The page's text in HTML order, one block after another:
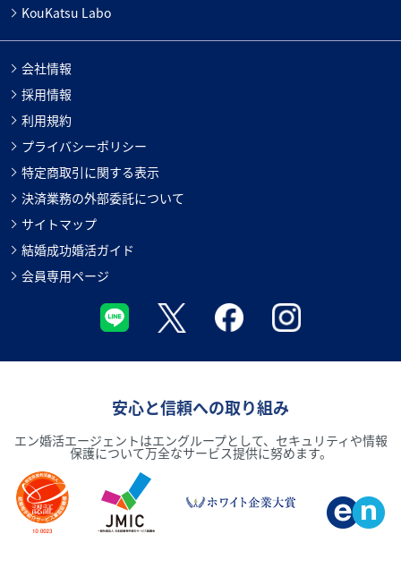
KouKatsu Labo
会社情報
採用情報
利用規約
プライバシーポリシー
特定商取引に関する表示
決済業務の外部委託について
サイトマップ
結婚成功婚活ガイド
会員専用ページ
安心と信頼への取り組み
エン婚活エージェントはエングループとして、セキュリティや情報
保護について万全なサービス提供に努めます。